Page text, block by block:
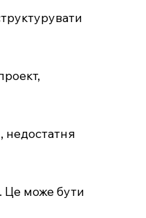
недостатня
Це може бути